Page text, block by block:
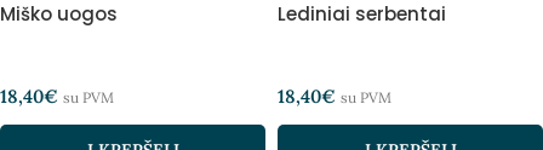
Miško uogos
18,40€ su PVM
Lediniai serbentai
18,40€ su PVM